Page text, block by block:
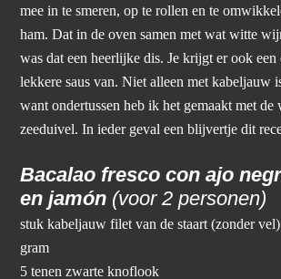
mee in te smeren, op te rollen en te
ham. Dat in de oven samen met wat witte
was dat een heerlijke dis. Je krijgt er ook
lekkere saus van. Niet alleen met kabeljauw
want ondertussen heb ik het gemaakt met de
zeeduivel. In ieder geval een blijvertje dit
Bacalao fresco con ajo
en jamón (voor 2 personen)
stuk kabeljauw filet van de staart (zonder
gram
5 tenen zwarte knoflook